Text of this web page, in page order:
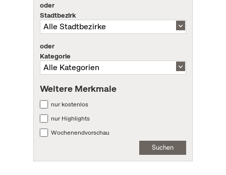
oder
Stadtbezirk
oder
Kategorie
Weitere Merkmale
nur kostenlos
nur Highlights
Wochenendvorschau
Suchen